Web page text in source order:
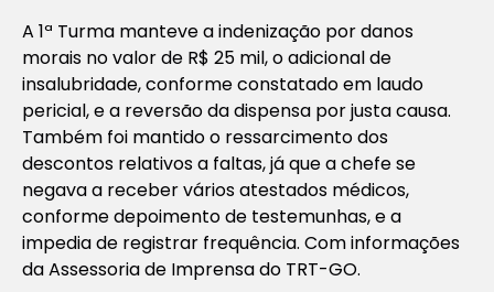
A 1ª Turma manteve a indenização por danos
morais no valor de R$ 25 mil, o adicional de
insalubridade, conforme constatado em laudo
pericial, e a reversão da dispensa por justa causa.
Também foi mantido o ressarcimento dos
descontos relativos a faltas, já que a chefe se
negava a receber vários atestados médicos,
conforme depoimento de testemunhas, e a
impedia de registrar frequência. Com informações
da Assessoria de Imprensa do TRT-GO.